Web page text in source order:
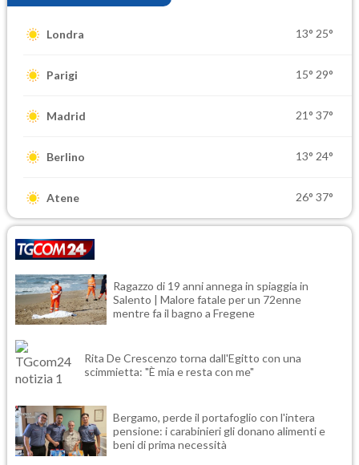
Londra 13° 25°
Parigi 15° 29°
Madrid 21° 37°
Berlino 13° 24°
Atene 26° 37°
Ragazzo di 19 anni annega in spiaggia in
Salento | Malore fatale per un 72enne
mentre fa il bagno a Fregene
Rita De Crescenzo torna dall'Egitto con una
scimmietta: "È mia e resta con me"
Bergamo, perde il portafoglio con l'intera
pensione: i carabinieri gli donano alimenti e
beni di prima necessità